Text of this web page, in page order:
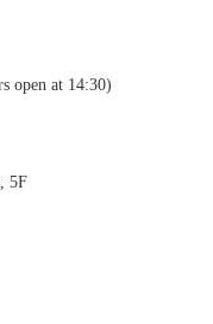
open at 14:30)
5F